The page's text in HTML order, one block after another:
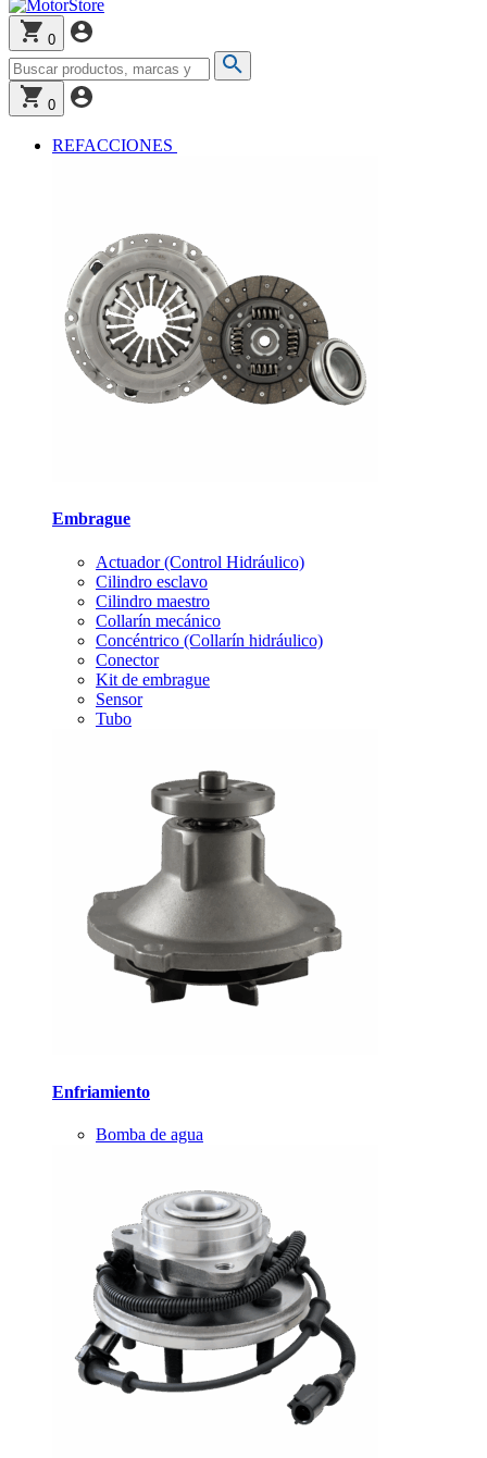
0
0
REFACCIONES
Embrague
Actuador (Control Hidráulico)
Cilindro esclavo
Cilindro maestro
Collarín mecánico
Concéntrico (Collarín hidráulico)
Conector
Kit de embrague
Sensor
Tubo
Enfriamiento
Bomba de agua